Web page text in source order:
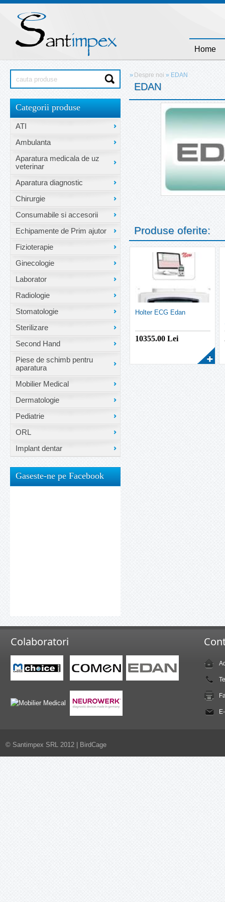
Home
Categorii produse
ATI
Ambulanta
Aparatura medicala de uz
veterinar
Aparatura diagnostic
Chirurgie
Consumabile si accesorii
Echipamente de Prim ajutor
Fizioterapie
Ginecologie
Laborator
Radiologie
Stomatologie
Sterilizare
Second Hand
Piese de schimb pentru
aparatura
Mobilier Medical
Dermatologie
Pediatrie
ORL
Implant dentar
Gaseste-ne pe Facebook
» Despre noi » EDAN
EDAN
Produse oferite:
Holter ECG Edan
10355.00Lei
Colaboratori
© Santimpex SRL 2012 | BirdCage